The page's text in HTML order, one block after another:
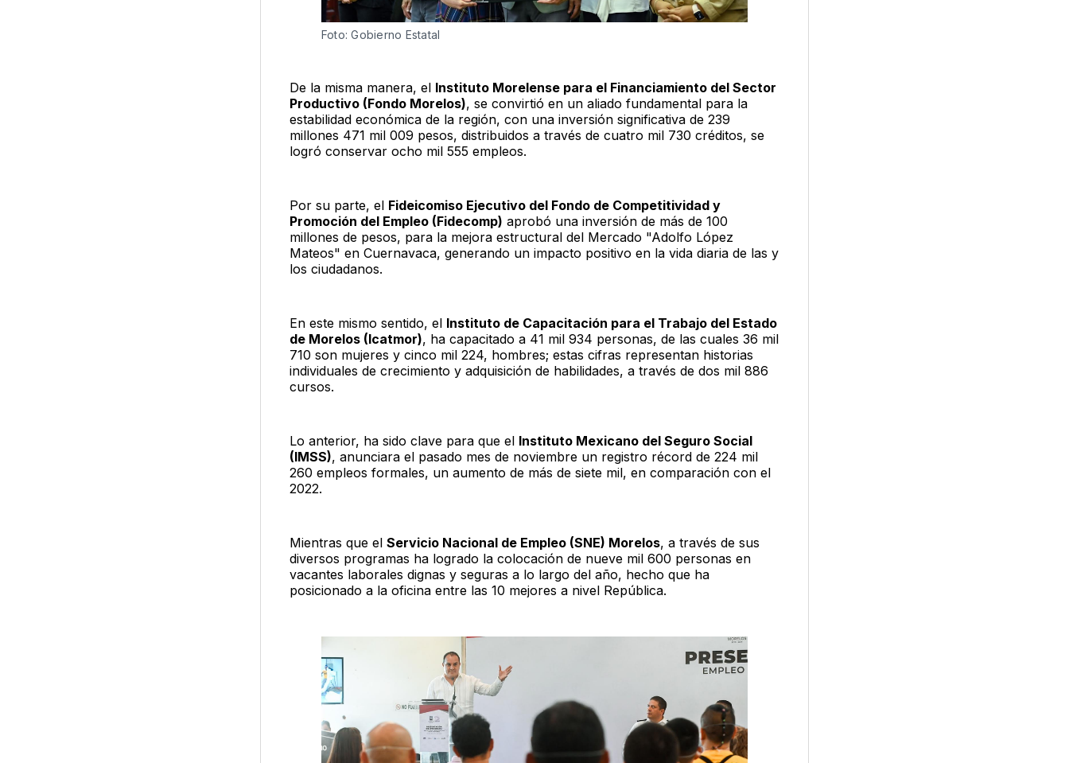
Foto: Gobierno Estatal
De la misma manera, el Instituto Morelense para el Financiamiento del Sector
Productivo (Fondo Morelos), se convirtió en un aliado fundamental para la
estabilidad económica de la región, con una inversión significativa de 239
millones 471 mil 009 pesos, distribuidos a través de cuatro mil 730 créditos, se
logró conservar ocho mil 555 empleos.
Por su parte, el Fideicomiso Ejecutivo del Fondo de Competitividad y
Promoción del Empleo (Fidecomp) aprobó una inversión de más de 100
millones de pesos, para la mejora estructural del Mercado "Adolfo López
Mateos" en Cuernavaca, generando un impacto positivo en la vida diaria de las y
los ciudadanos.
En este mismo sentido, el Instituto de Capacitación para el Trabajo del Estado
de Morelos (Icatmor), ha capacitado a 41 mil 934 personas, de las cuales 36 mil
710 son mujeres y cinco mil 224, hombres; estas cifras representan historias
individuales de crecimiento y adquisición de habilidades, a través de dos mil 886
cursos.
Lo anterior, ha sido clave para que el Instituto Mexicano del Seguro Social
(IMSS), anunciara el pasado mes de noviembre un registro récord de 224 mil
260 empleos formales, un aumento de más de siete mil, en comparación con el
2022.
Mientras que el Servicio Nacional de Empleo (SNE) Morelos, a través de sus
diversos programas ha logrado la colocación de nueve mil 600 personas en
vacantes laborales dignas y seguras a lo largo del año, hecho que ha
posicionado a la oficina entre las 10 mejores a nivel República.